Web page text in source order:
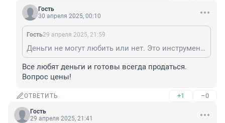
Гость
30 апреля 2025, 00:10
Гость29 апреля 2025, 21:59
Деньги не могут любить или нет. Это инструмент. Смените коача.
Все любят деньги и готовы всегда продаться.
Вопрос цены!
ОТВЕТИТЬ +1 –0
Гость
29 апреля 2025, 21:41